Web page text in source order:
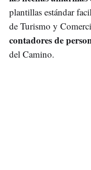
plantillas estándar
de Turismo y
contadores de
del Camino.